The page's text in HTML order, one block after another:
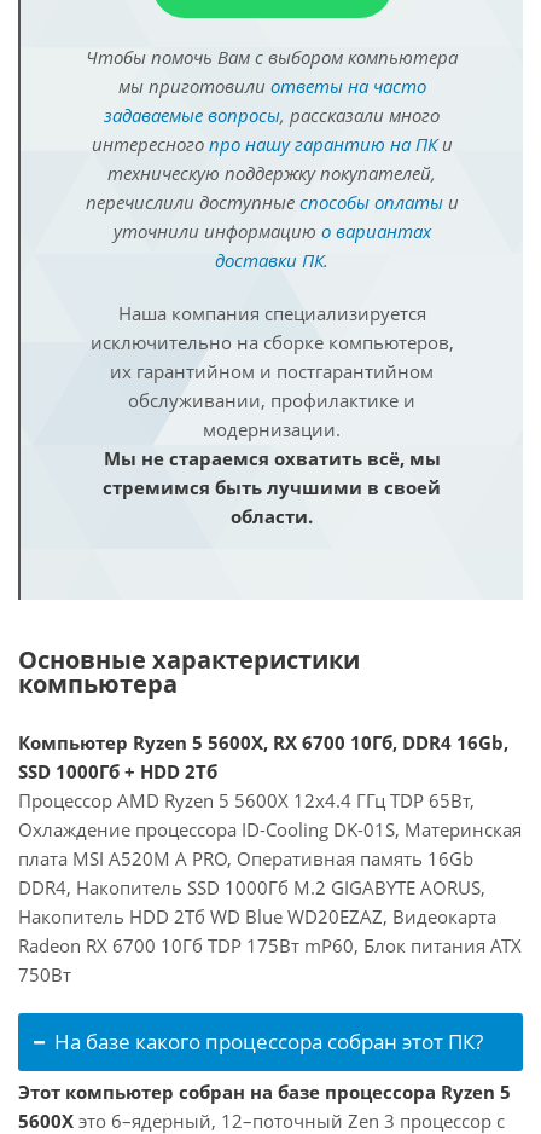
Чтобы помочь Вам с выбором компьютера
мы приготовили ответы на часто
задаваемые вопросы, рассказали много
интересного про нашу гарантию на ПКи
техническую поддержку покупателей,
перечислили доступные способы оплатыи
уточнили информацию о вариантах
доставки ПК.
Наша компания специализируется
исключительно на сборке компьютеров,
их гарантийном и постгарантийном
обслуживании, профилактике и
модернизации.
Мы не стараемся охватить всё, мы
стремимся быть лучшими в своей
области.
Основные характеристики
компьютера
Компьютер Ryzen 5 5600X, RX 6700 10Гб, DDR4 16Gb,
SSD 1000Гб + HDD 2Тб
Процессор AMD Ryzen 5 5600X 12x4.4 ГГц TDP 65Вт,
Охлаждение процессора ID-Cooling DK-01S, Материнская
плата MSI A520M A PRO, Оперативная память 16Gb
DDR4, Накопитель SSD 1000Гб M.2 GIGABYTE AORUS,
Накопитель HDD 2Тб WD Blue WD20EZAZ, Видеокарта
Radeon RX 6700 10Гб TDP 175Вт mP60, Блок питания ATX
750Вт
На базе какого процессора собран этот ПК?
Этот компьютер собран на базе процессора Ryzen 5
5600X это 6–ядерный, 12–поточный Zen 3 процессор с